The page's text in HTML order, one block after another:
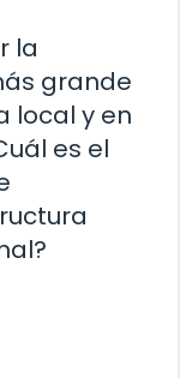
la
grande
local y en
es el